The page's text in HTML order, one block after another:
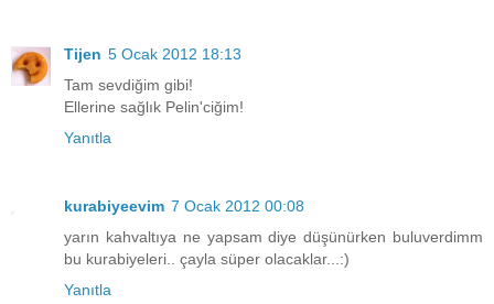
Tijen 5 Ocak 2012 18:13
Tam sevdiğim gibi!
Ellerine sağlık Pelin'ciğim!
Yanıtla
kurabiyeevim 7 Ocak 2012 00:08
yarın kahvaltıya ne yapsam diye düşünürken buluverdimm
bu kurabiyeleri.. çayla süper olacaklar...:)
Yanıtla